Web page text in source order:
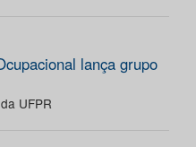
lança grupo
UFPR